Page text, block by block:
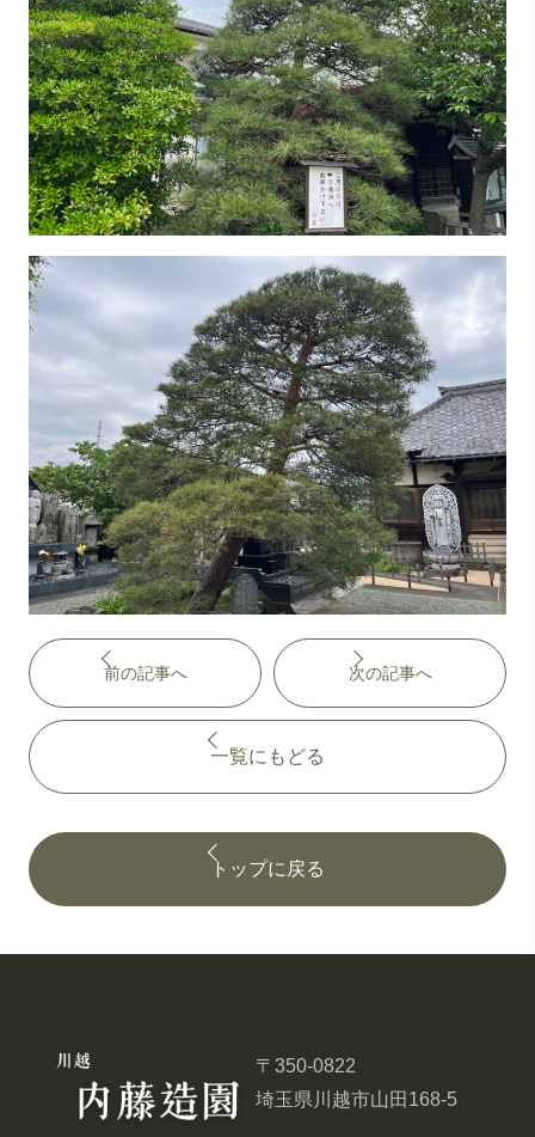
前の記事へ
一覧にもどる
次の記事へ
トップに戻る
〒350-0822
埼玉県川越市山田168-5